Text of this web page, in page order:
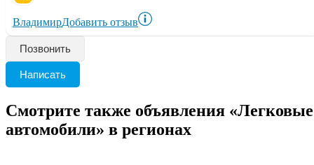
ВладимирДобавить отзыв
Позвонить
Написать
Смотрите также объявления «Легковые
автомобили» в регионах